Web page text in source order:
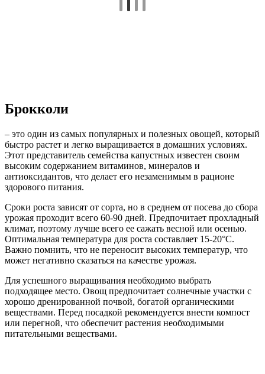
Брокколи
– это один из самых популярных и полезных овощей, который
быстро растет и легко выращивается в домашних условиях.
Этот представитель семейства капустных известен своим
высоким содержанием витаминов, минералов и
антиоксидантов, что делает его незаменимым в рационе
здорового питания.
Сроки роста зависят от сорта, но в среднем от посева до сбора
урожая проходит всего 60-90 дней. Предпочитает прохладный
климат, поэтому лучше всего ее сажать весной или осенью.
Оптимальная температура для роста составляет 15-20°C.
Важно помнить, что не переносит высоких температур, что
может негативно сказаться на качестве урожая.
Для успешного выращивания необходимо выбрать
подходящее место. Овощ предпочитает солнечные участки с
хорошо дренированной почвой, богатой органическими
веществами. Перед посадкой рекомендуется внести компост
или перегной, что обеспечит растения необходимыми
питательными веществами.